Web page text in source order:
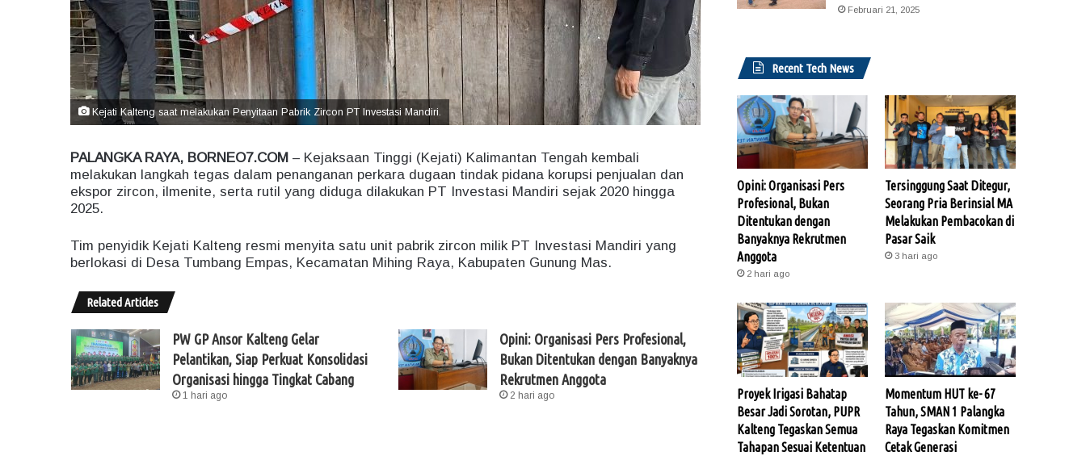
Kejati Kalteng saat melakukan Penyitaan Pabrik Zircon PT Investasi Mandiri.
PALANGKA RAYA, BORNEO7.COM – Kejaksaan Tinggi (Kejati) Kalimantan Tengah kembali
melakukan langkah tegas dalam penanganan perkara dugaan tindak pidana korupsi penjualan dan
ekspor zircon, ilmenite, serta rutil yang diduga dilakukan PT Investasi Mandiri sejak 2020 hingga
2025.
Tim penyidik Kejati Kalteng resmi menyita satu unit pabrik zircon milik PT Investasi Mandiri yang
berlokasi di Desa Tumbang Empas, Kecamatan Mihing Raya, Kabupaten Gunung Mas.
Related Articles
PW GP Ansor Kalteng Gelar
Pelantikan, Siap Perkuat Konsolidasi
Organisasi hingga Tingkat Cabang
1 hari ago
Opini: Organisasi Pers Profesional,
Bukan Ditentukan dengan Banyaknya
Rekrutmen Anggota
2 hari ago
Februari 21, 2025
Recent Tech News
Opini: Organisasi Pers
Profesional, Bukan
Ditentukan dengan
Banyaknya Rekrutmen
Anggota
2 hari ago
Tersinggung Saat Ditegur,
Seorang Pria Berinsial MA
Melakukan Pembacokan di
Pasar Saik
3 hari ago
Proyek Irigasi Bahatap
Besar Jadi Sorotan, PUPR
Kalteng Tegaskan Semua
Tahapan Sesuai Ketentuan
Momentum HUT ke- 67
Tahun, SMAN 1 Palangka
Raya Tegaskan Komitmen
Cetak Generasi